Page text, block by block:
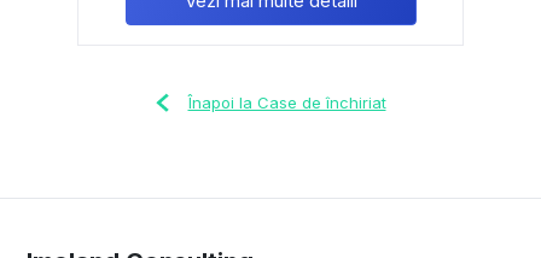
Înapoi la Case de închiriat